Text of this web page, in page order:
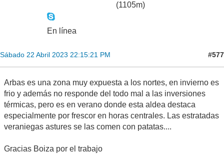
(1105m)
En línea
Sábado 22 Abril 2023 22:15:21 PM #577
Arbas es una zona muy expuesta a los nortes, en invierno es
frio y además no responde del todo mal a las inversiones
térmicas, pero es en verano donde esta aldea destaca
especialmente por frescor en horas centrales. Las estratadas
veraniegas astures se las comen con patatas....
Gracias Boiza por el trabajo